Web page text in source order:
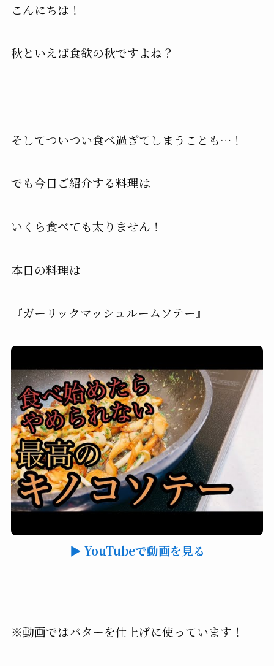
こんにちは！
秋といえば食欲の秋ですよね？
そしてついつい食べ過ぎてしまうことも…！
でも今日ご紹介する料理は
いくら食べても太りません！
本日の料理は
『ガーリックマッシュルームソテー』
▶ YouTubeで動画を見る
※動画ではバターを仕上げに使っています！